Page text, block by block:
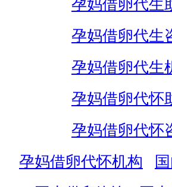
孕妈借卵代生
孕妈借卵代生
孕妈借卵代生
孕妈借卵代怀
孕妈借卵代怀
孕妈借卵代怀机构